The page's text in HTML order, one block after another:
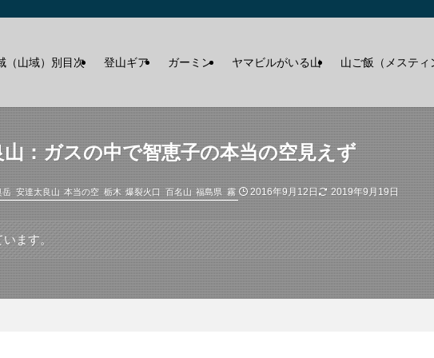
（山域）別目次 登山ギア ガーミン ヤマビルがいる山 山ご飯（メスティ
：ガスの中で智恵子の本当の空見えず
岳 安達太良山 本当の空 栃木 爆裂火口 百名山 福島県 霧 2016年9月12日 2019年9月19日
います。